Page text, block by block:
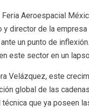
Feria Aeroespacial
y director de la empresa
un punto de
este sector en un
Velázquez, este
global de las
técnica que ya poseen